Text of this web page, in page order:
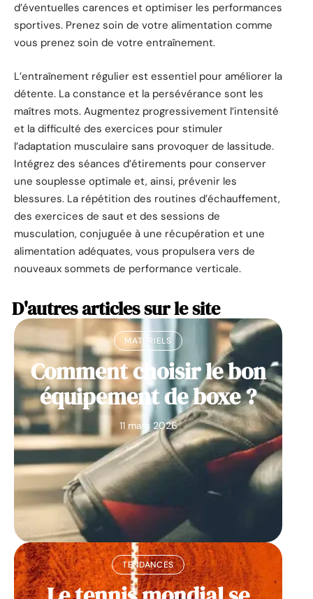
d’éventuelles carences et optimiser les performances
sportives. Prenez soin de votre alimentation comme
vous prenez soin de votre entraînement.
L’entraînement régulier est essentiel pour améliorer la
détente. La constance et la persévérance sont les
maîtres mots. Augmentez progressivement l’intensité
et la difficulté des exercices pour stimuler
l’adaptation musculaire sans provoquer de lassitude.
Intégrez des séances d’étirements pour conserver
une souplesse optimale et, ainsi, prévenir les
blessures. La répétition des routines d’échauffement,
des exercices de saut et des sessions de
musculation, conjuguée à une récupération et une
alimentation adéquates, vous propulsera vers de
nouveaux sommets de performance verticale.
D'autres articles sur le site
MATÉRIELS
Comment choisir le bon
équipement de boxe ?
11 mars 2026
TENDANCES